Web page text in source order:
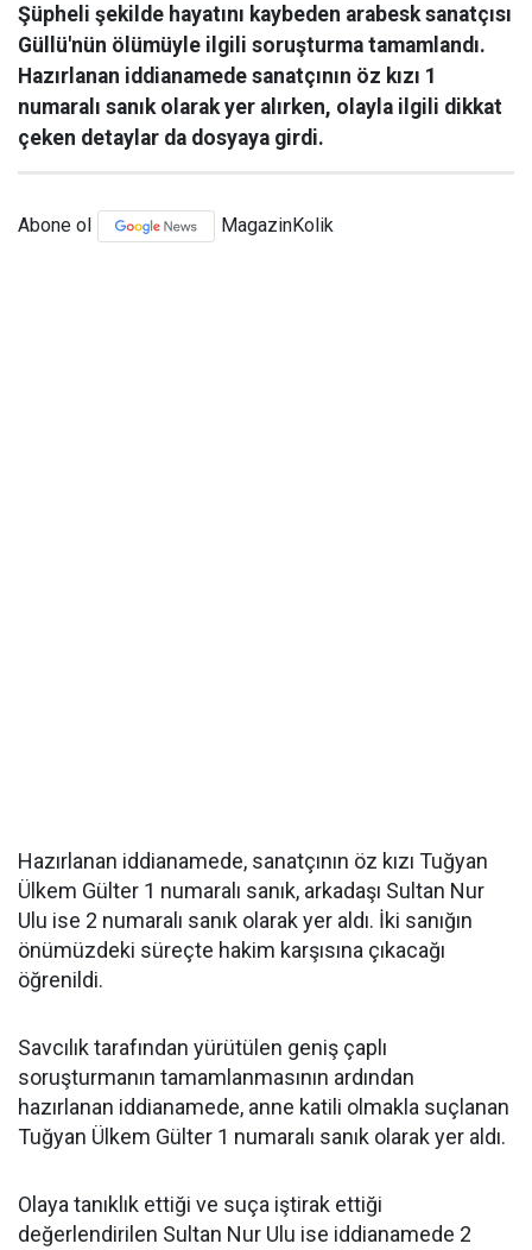
Şüpheli şekilde hayatını kaybeden arabesk sanatçısı
Güllü'nün ölümüyle ilgili soruşturma tamamlandı.
Hazırlanan iddianamede sanatçının öz kızı 1
numaralı sanık olarak yer alırken, olayla ilgili dikkat
çeken detaylar da dosyaya girdi.
Abone ol MagazinKolik
Hazırlanan iddianamede, sanatçının öz kızı Tuğyan
Ülkem Gülter 1 numaralı sanık, arkadaşı Sultan Nur
Ulu ise 2 numaralı sanık olarak yer aldı. İki sanığın
önümüzdeki süreçte hakim karşısına çıkacağı
öğrenildi.
Savcılık tarafından yürütülen geniş çaplı
soruşturmanın tamamlanmasının ardından
hazırlanan iddianamede, anne katili olmakla suçlanan
Tuğyan Ülkem Gülter 1 numaralı sanık olarak yer aldı.
Olaya tanıklık ettiği ve suça iştirak ettiği
değerlendirilen Sultan Nur Ulu ise iddianamede 2